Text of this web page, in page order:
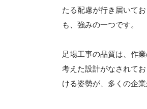
たる配慮が行き届いて
も、強みの一つです。
足場工事の品質は、作
考えた設計がなされて
ける姿勢が、多くの企